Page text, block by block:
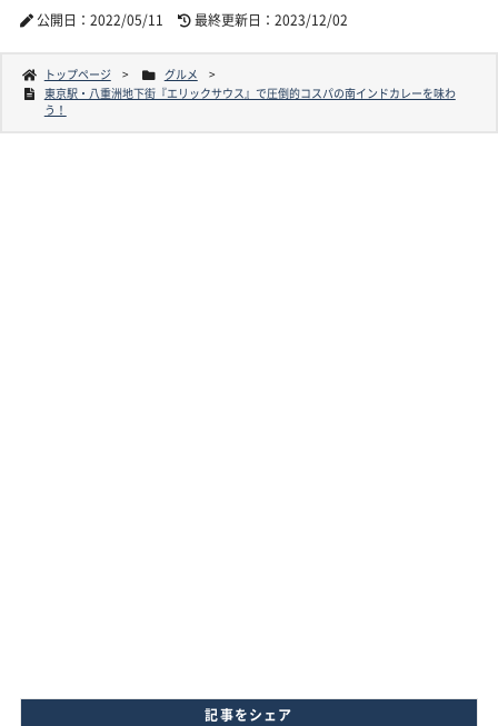
公開日：2022/05/11
最終更新日：2023/12/02
トップページ
グルメ
東京駅・八重洲地下街『エリックサウス』で圧倒的コスパの南インドカレーを味わ
う！
記事をシェア